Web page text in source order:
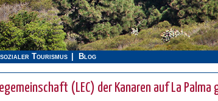
Tourismus Blog
(LEC) der Kanaren auf La Palma